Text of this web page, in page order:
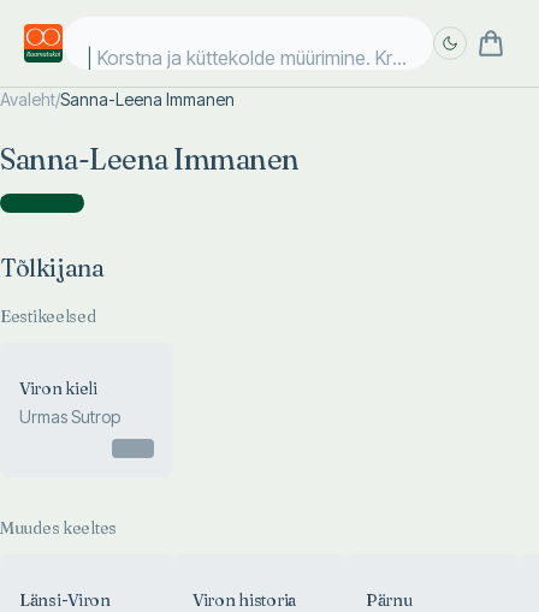
Korstna ja küttekolde müürimine. Krohvimine. Plaatim
Avaleht/Sanna-Leena Immanen
Sanna-Leena Immanen
Tõlkijana )
Tõlkijana
Eestikeelsed
Viron kieli
Urmas Sutrop
Muudes keeltes
Länsi-Viron
Viron historia
Pärnu